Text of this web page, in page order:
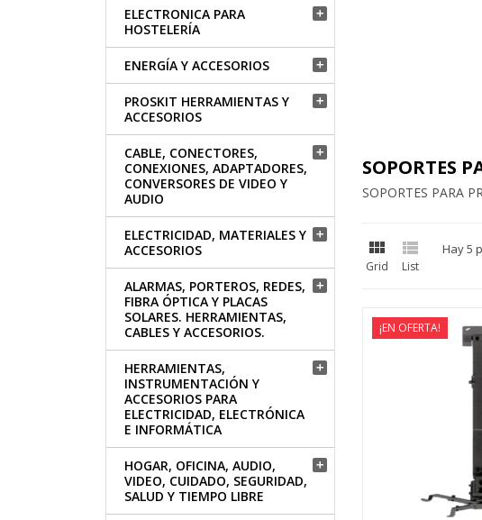
ELECTRONICA PARA
HOSTELERÍA

ENERGÍA Y ACCESORIOS 
PROSKIT HERRAMIENTAS Y
ACCESORIOS

CABLE, CONECTORES,
CONEXIONES, ADAPTADORES,
CONVERSORES DE VIDEO Y
AUDIO

ELECTRICIDAD, MATERIALES Y
ACCESORIOS

ALARMAS, PORTEROS, REDES,
FIBRA ÓPTICA Y PLACAS
SOLARES. HERRAMIENTAS,
CABLES Y ACCESORIOS.

HERRAMIENTAS,
INSTRUMENTACIÓN Y
ACCESORIOS PARA
ELECTRICIDAD, ELECTRÓNICA
E INFORMÁTICA

HOGAR, OFICINA, AUDIO,
VIDEO, CUIDADO, SEGURIDAD,
SALUD Y TIEMPO LIBRE

SOPORTES
SOPORTES PARA

Grid

List
Hay 5
¡EN OFERTA!